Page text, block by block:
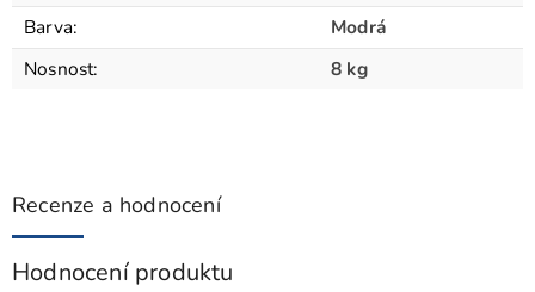
Barva:
Modrá
Nosnost: 8 kg
Recenze a hodnocení
Hodnocení produktu